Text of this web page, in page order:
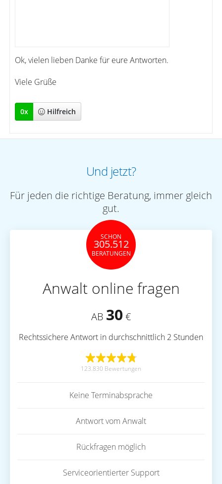
Ok, vielen lieben Danke für eure Antworten.
Viele Grüße
0x Hilfreich
Und jetzt?
Für jeden die richtige Beratung, immer gleich
gut.
SCHON
305.512
BERATUNGEN
Anwalt online fragen
AB 30 €
Rechtssichere Antwort in durchschnittlich 2 Stunden
123.830 Bewertungen
Keine Terminabsprache
Antwort vom Anwalt
Rückfragen möglich
Serviceorientierter Support